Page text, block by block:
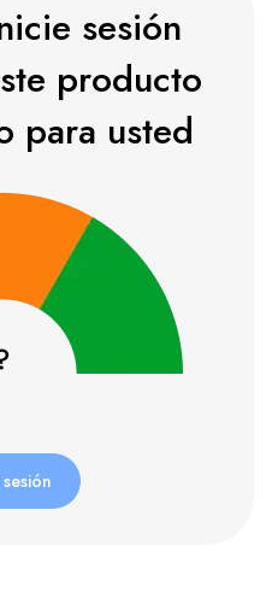
sesión
producto
para usted